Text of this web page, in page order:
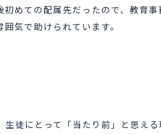
めての配属先だったので、教育事
気で助けられています。
徒にとって「当たり前」と思える